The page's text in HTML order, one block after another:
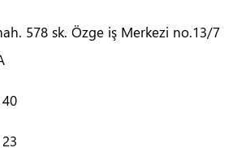
578 sk. Özge iş Merkezi no.13/7